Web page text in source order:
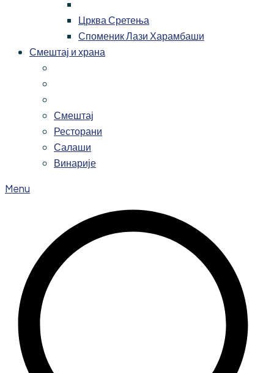
Црква Сретења
Споменик Лази Харамбаши
Смештај и храна
Смештај
Ресторани
Салаши
Винарије
Menu